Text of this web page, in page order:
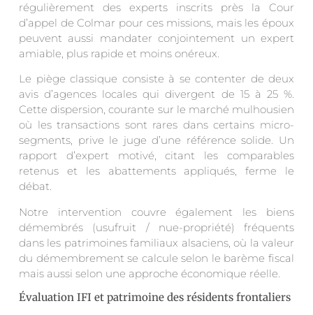
régulièrement des experts inscrits près la Cour
d’appel de Colmar pour ces missions, mais les époux
peuvent aussi mandater conjointement un expert
amiable, plus rapide et moins onéreux.
Le piège classique consiste à se contenter de deux
avis d’agences locales qui divergent de 15 à 25 %.
Cette dispersion, courante sur le marché mulhousien
où les transactions sont rares dans certains micro-
segments, prive le juge d’une référence solide. Un
rapport d’expert motivé, citant les comparables
retenus et les abattements appliqués, ferme le
débat.
Notre intervention couvre également les biens
démembrés (usufruit / nue-propriété) fréquents
dans les patrimoines familiaux alsaciens, où la valeur
du démembrement se calcule selon le barème fiscal
mais aussi selon une approche économique réelle.
Évaluation IFI et patrimoine des résidents frontaliers